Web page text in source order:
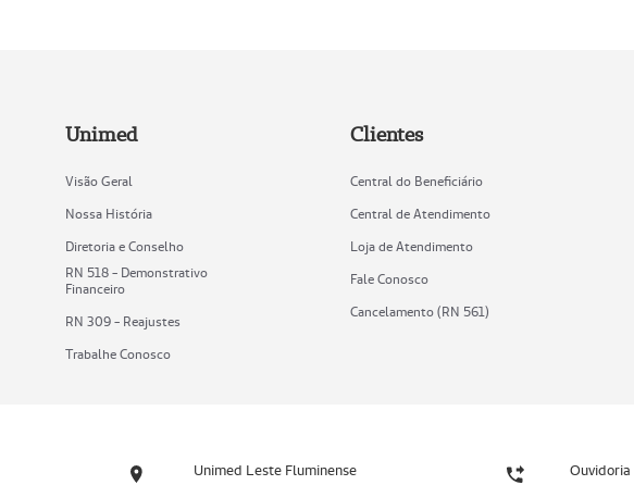
Unimed
Visão Geral
Nossa História
Diretoria e Conselho
RN 518 - Demonstrativo
Financeiro
RN 309 - Reajustes
Trabalhe Conosco
Clientes
Central do Beneficiário
Central de Atendimento
Loja de Atendimento
Fale Conosco
Cancelamento (RN 561)
Unimed Leste Fluminense Ouvidoria